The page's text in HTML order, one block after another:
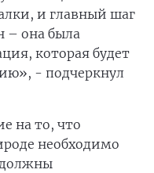
и главный шаг
– она была
которая будет
- подчеркнул
на то, что
необходимо
должны